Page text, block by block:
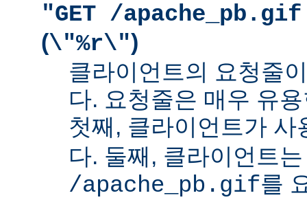
"GET /
(\"%r\")
클라이언트의 요청줄
다. 요청줄은 매우 유
첫째, 클라이언트가
다. 둘째, 클라이언트
/apache_pb.gif를